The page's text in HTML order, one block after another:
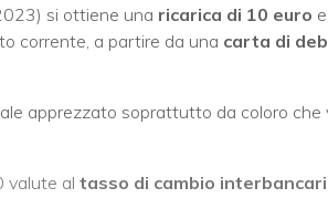
si ottiene una ricarica di 10 euro
corrente, a partire da una carta di
apprezzato soprattutto da coloro
valute al tasso di cambio